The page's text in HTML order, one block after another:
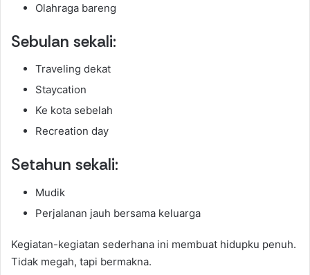
Olahraga bareng
Sebulan sekali:
Traveling dekat
Staycation
Ke kota sebelah
Recreation day
Setahun sekali:
Mudik
Perjalanan jauh bersama keluarga
Kegiatan-kegiatan sederhana ini membuat hidupku penuh.
Tidak megah, tapi bermakna.